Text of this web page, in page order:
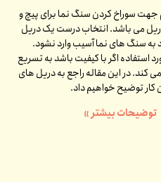
جهت سوراخ کردن سنگ نما برای پیچ و
می باشد. انتخاب درست یک دریل
سنگ های نما آسیب وارد نشود.
استفاده اگر با کیفیت باشد به تسریع
کند. در این مقاله راجع به دریل های
کار توضیح خواهیم داد.
توضیحات بیشتر »